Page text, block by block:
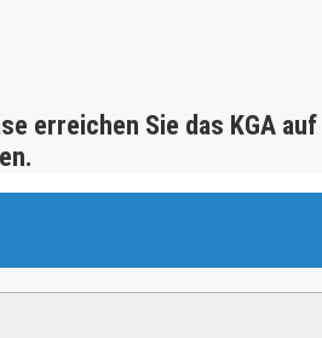
erreichen Sie das KGA auf